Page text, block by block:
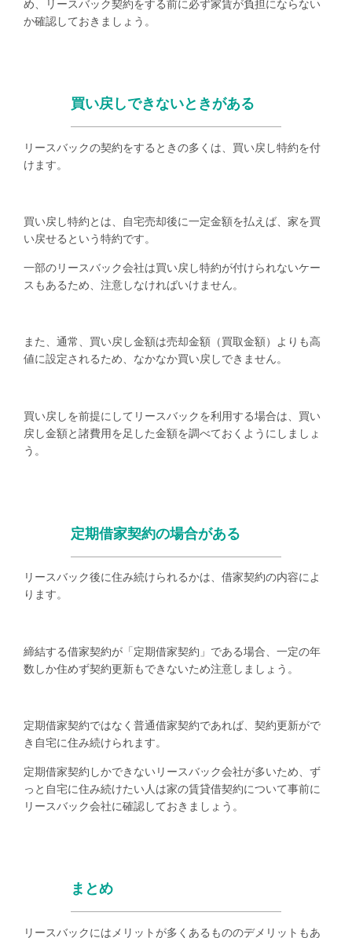
め、リースバック契約をする前に必ず家賃が負担にならない
か確認しておきましょう。
買い戻しできないときがある
リースバックの契約をするときの多くは、買い戻し特約を付
けます。
買い戻し特約とは、自宅売却後に一定金額を払えば、家を買
い戻せるという特約です。
一部のリースバック会社は買い戻し特約が付けられないケー
スもあるため、注意しなければいけません。
また、通常、買い戻し金額は売却金額（買取金額）よりも高
値に設定されるため、なかなか買い戻しできません。
買い戻しを前提にしてリースバックを利用する場合は、買い
戻し金額と諸費用を足した金額を調べておくようにしましょ
う。
定期借家契約の場合がある
リースバック後に住み続けられるかは、借家契約の内容によ
ります。
締結する借家契約が「定期借家契約」である場合、一定の年
数しか住めず契約更新もできないため注意しましょう。
定期借家契約ではなく普通借家契約であれば、契約更新がで
き自宅に住み続けられます。
定期借家契約しかできないリースバック会社が多いため、ず
っと自宅に住み続けたい人は家の賃貸借契約について事前に
リースバック会社に確認しておきましょう。
まとめ
リースバックにはメリットが多くあるもののデメリットもあ